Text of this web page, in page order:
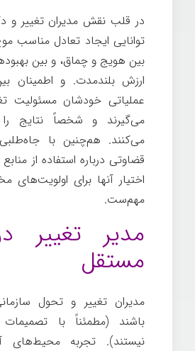
در قلب نقش مدیران تغییر و
توانایی ایجاد تعادل مناسب
بین هویج و چماق، و بین
ارزش بلندمدت. و اطمینان
عملیاتی خودشان مسئولیت
می‌گیرند و شخصاً نتایج را
می‌کنند. هم‌چنین با
قضاوتی درباره استفاده از
اختیار آنها برای
مهم‌ست.
مدیر تغییر
مستقل
مدیران تغییر و تحول
باشند (مطمئناً با
نیستند). تجربه محیط‌های